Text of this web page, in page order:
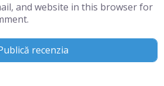
and website in this browser for